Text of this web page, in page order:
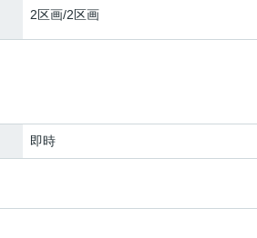
2区画/2区画
即時